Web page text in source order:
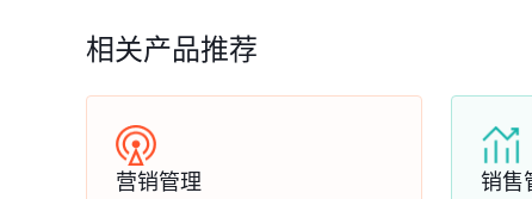
相关产品推荐
营销管理 销售